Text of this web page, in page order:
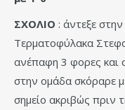
ΣΧΟΛΙΟ : άντεξε
Τερματοφύλακα
ανέπαφη 3 φορες και
στην ομάδα σκόραρε
σημείο ακριβώς πριν